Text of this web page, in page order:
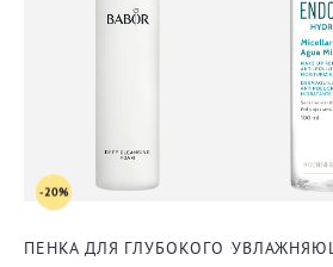
-20%
ПЕНКА ДЛЯ ГЛУБОКОГО